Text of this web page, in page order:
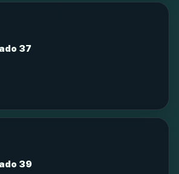
37
39